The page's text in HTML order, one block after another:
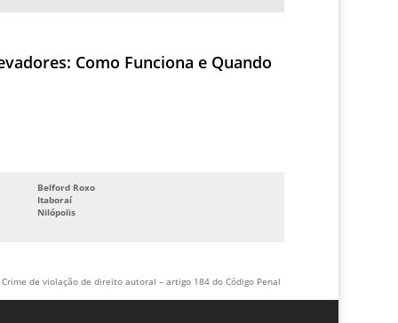
Como Funciona e Quando
Belford Roxo
Itaboraí
Nilópolis
de violação de direito autoral – artigo 184 do Código Penal